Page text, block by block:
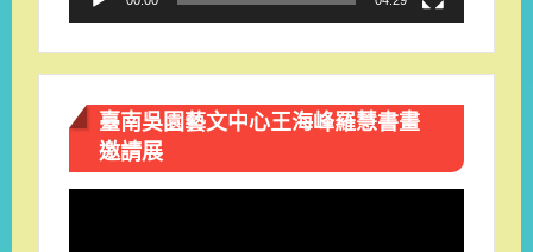
臺南吳園藝文中心王海峰羅慧書畫
邀請展